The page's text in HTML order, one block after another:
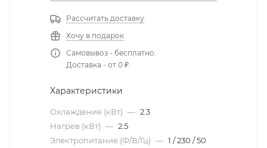
Рассчитать доставку
Хочу в подарок
Самовывоз - бесплатно.
Доставка - от 0 ₽.
Характеристики
Охлаждение (кВт) — 2.3
Нагрев (кВт) — 2.5
Электропитание (Ф/В/Гц) — 1 / 230 / 50